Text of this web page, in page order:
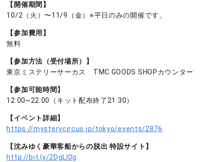
【開催期間】
10/2（火）〜11/9（金）※平日のみの開催です。
【参加費用】
無料
【参加方法（受付場所）】
東京ミステリーサーカス TMC GOODS SHOPカウンター
【参加可能時間】
12:00~22:00（キット配布終了21:30）
【イベント詳細】
https://mysterycircus.jp/tokyo/events/2876
【沈みゆく豪華客船からの脱出 特設サイト】
http://bit.ly/2DgLl0g